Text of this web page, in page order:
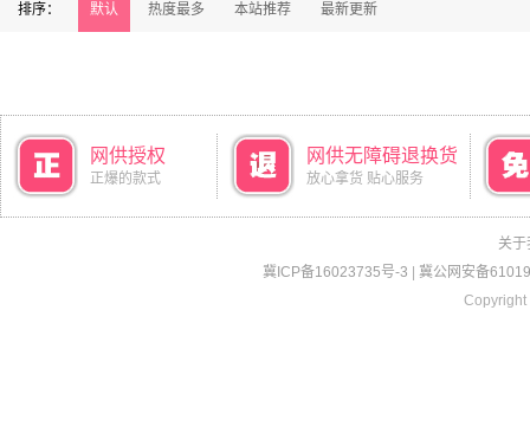
排序： 默认 热度最多 本站推荐 最新更新
网供授权
正爆的款式
网供无障碍退换货
放心拿货 贴心服务
关于
冀ICP备16023735号-3
冀公网安备